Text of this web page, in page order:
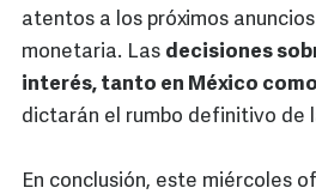
atentos a los próximos
monetaria. Las decisiones
interés, tanto en México
dictarán el rumbo definitivo de
En conclusión, este miércoles